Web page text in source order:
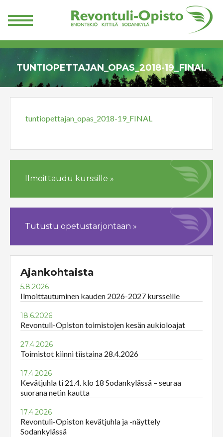
TUNTIOPETTAJAN_OPAS_2018-19_FINAL
tuntiopettajan_opas_2018-19_FINAL
Ilmoittaudu kurssille »
Tutustu opetustarjontaan »
Ajankohtaista
5.8.2026
Ilmoittautuminen kauden 2026-2027 kursseille
18.6.2026
Revontuli-Opiston toimistojen kesän aukioloajat
27.4.2026
Toimistot kiinni tiistaina 28.4.2026
17.4.2026
Kevätjuhla ti 21.4. klo 18 Sodankylässä – seuraa
suorana netin kautta
17.4.2026
Revontuli-Opiston kevätjuhla ja -näyttely
Sodankylässä